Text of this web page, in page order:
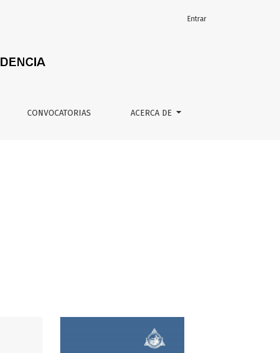
CONVOCATORIAS ACERCA DE
Entrar